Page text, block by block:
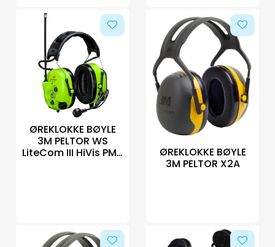
ØREKLOKKE BØYLE
3M PELTOR WS
LiteCom III HiVis PMR
ØREKLOKKE BØYLE
3M PELTOR X2A